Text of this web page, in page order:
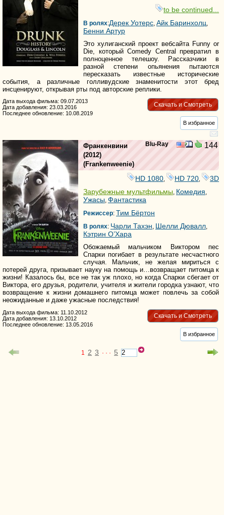
to be continued...
В ролях:Дерек Уотерс Айк Баринхолц
Бенни Артур
Это хулиганский проект вебсайта Funny or
Die, который Comedy Central превратил в
полноценное телешоу. Рассказчики в
разной степени опьянения пытаются
пересказать известные исторические
события, а различные голливудские знаменитости этот бред
инсценируют, открывая рты под авторские реплики.
Скачать и Смотреть
Дата выхода фильма: 09.07.2013
Дата добавления: 23.03.2016
Последнее обновление: 10.08.2019
В избранное
Blu-Ray 144
Франкенвини
(2012)
(Frankenweenie)
HD 1080 HD 720
3D
Зарубежные мультфильмы, Комедия,
Ужасы, Фантастика
Режиссер: Тим Бёртон
В ролях: Чарли Тахэн, Шелли Дювалл,
Кэтрин О’Хара
Обожаемый мальчиком Виктором пес
Спарки погибает в результате несчастного
случая. Мальчик, не желая мириться с
потерей друга, призывает науку на помощь и…возвращает питомца к
жизни! Казалось бы, все не так уж плохо, но когда Спарки сбегает от
Виктора, его друзья, родители, учителя и жители городка узнают, что
возвращение к жизни домашнего питомца может повлечь за собой
неожиданные и даже ужасные последствия!
Скачать и Смотреть
Дата выхода фильма: 11.10.2012
Дата добавления: 13.10.2012
Последнее обновление: 13.05.2016
В избранное
1 2 3 · · · 5